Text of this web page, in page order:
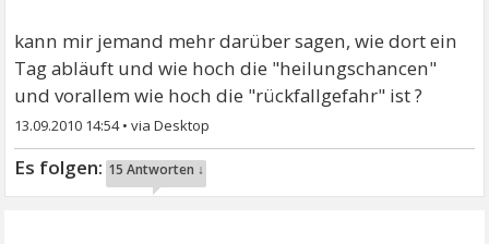
kann mir jemand mehr darüber sagen, wie dort ein
Tag abläuft und wie hoch die "heilungschancen"
und vorallem wie hoch die "rückfallgefahr" ist ?
13.09.2010 14:54•
15 Antworten ↓